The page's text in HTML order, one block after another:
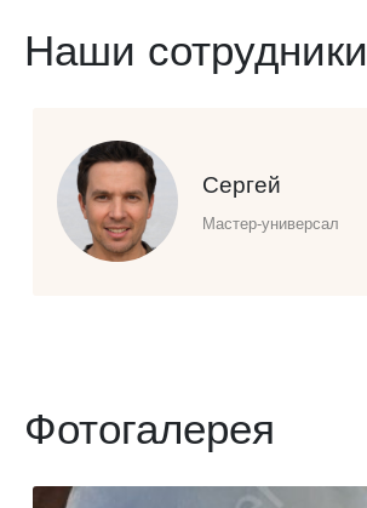
Наши сотрудники
Сергей
Мастер-универсал
Фотогалерея